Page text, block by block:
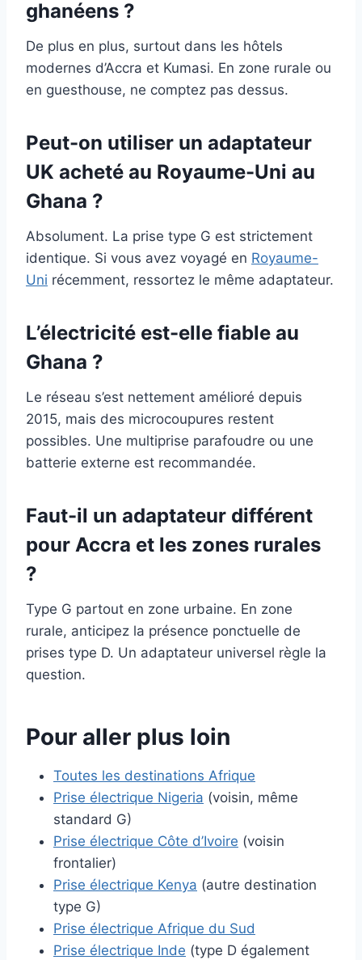
ghanéens ?
De plus en plus, surtout dans les hôtels
modernes d’Accra et Kumasi. En zone rurale ou
en guesthouse, ne comptez pas dessus.
Peut-on utiliser un adaptateur
UK acheté au Royaume-Uni au
Ghana ?
Absolument. La prise type G est strictement
identique. Si vous avez voyagé en Royaume-
Uni récemment, ressortez le même adaptateur.
L’électricité est-elle fiable au
Ghana ?
Le réseau s’est nettement amélioré depuis
2015, mais des microcoupures restent
possibles. Une multiprise parafoudre ou une
batterie externe est recommandée.
Faut-il un adaptateur différent
pour Accra et les zones rurales
?
Type G partout en zone urbaine. En zone
rurale, anticipez la présence ponctuelle de
prises type D. Un adaptateur universel règle la
question.
Pour aller plus loin
Toutes les destinations Afrique
Prise électrique Nigeria (voisin, même
standard G)
Prise électrique Côte d’Ivoire (voisin
frontalier)
Prise électrique Kenya (autre destination
type G)
Prise électrique Afrique du Sud
Prise électrique Inde (type D également